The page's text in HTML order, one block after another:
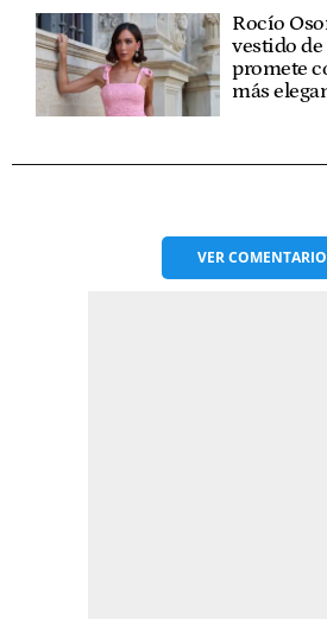
Rocío
vestido
promete
más
VER